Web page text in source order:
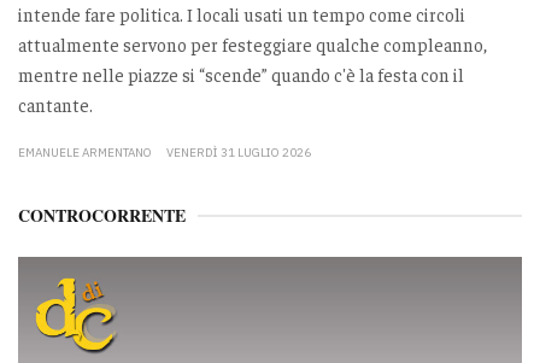
intende fare politica. I locali usati un tempo come circoli
attualmente servono per festeggiare qualche compleanno,
mentre nelle piazze si “scende” quando c'è la festa con il
cantante.
EMANUELE ARMENTANO VENERDÌ 31 LUGLIO 2026
CONTROCORRENTE